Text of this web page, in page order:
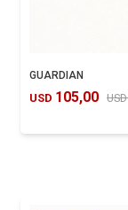
GUARDIAN
USD 105,00 USD